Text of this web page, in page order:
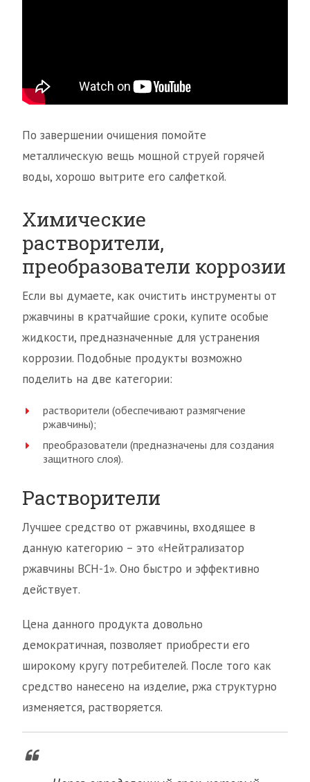
По завершении очищения помойте
металлическую вещь мощной струей горячей
воды, хорошо вытрите его салфеткой.
Химические
растворители,
преобразователи коррозии
Если вы думаете, как очистить инструменты от
ржавчины в кратчайшие сроки, купите особые
жидкости, предназначенные для устранения
коррозии. Подобные продукты возможно
поделить на две категории:
растворители (обеспечивают размягчение
ржавчины);
преобразователи (предназначены для создания
защитного слоя).
Растворители
Лучшее средство от ржавчины, входящее в
данную категорию – это «Нейтрализатор
ржавчины ВСН-1». Оно быстро и эффективно
действует.
Цена данного продукта довольно
демократичная, позволяет приобрести его
широкому кругу потребителей. После того как
средство нанесено на изделие, ржа структурно
изменяется, растворяется.